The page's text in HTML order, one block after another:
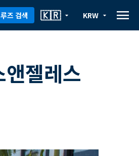
즈 검색 arrow_drop_down
🇰🇷 arrow_drop_down
KRW menu
젤레스